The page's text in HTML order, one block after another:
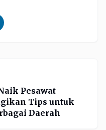
Pesawat
Tips untuk
Daerah